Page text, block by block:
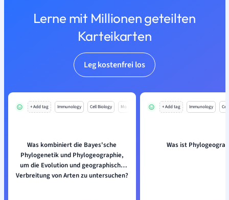
Lerne mit Millionen geteilten
Karteikarten
Leg kostenfrei los
+ Add tag Immunology Cell Biology Mo
Was kombiniert die Bayes'sche
Phylogenetik und Phylogeographie,
um die Evolution und geographische
Verbreitung von Arten zu untersuchen?
+ Add tag Immunology
Was ist